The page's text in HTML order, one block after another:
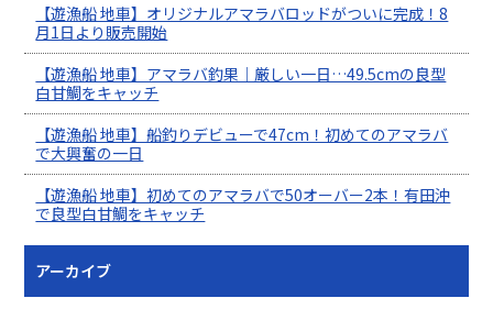
【遊漁船 地車】オリジナルアマラバロッドがついに完成！8
月1日より販売開始
【遊漁船 地車】アマラバ釣果｜厳しい一日…49.5cmの良型
白甘鯛をキャッチ
【遊漁船 地車】船釣りデビューで47cm！初めてのアマラバ
で大興奮の一日
【遊漁船 地車】初めてのアマラバで50オーバー2本！有田沖
で良型白甘鯛をキャッチ
アーカイブ